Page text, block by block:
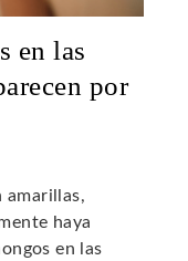
en las
por
amarillas,
haya
en las